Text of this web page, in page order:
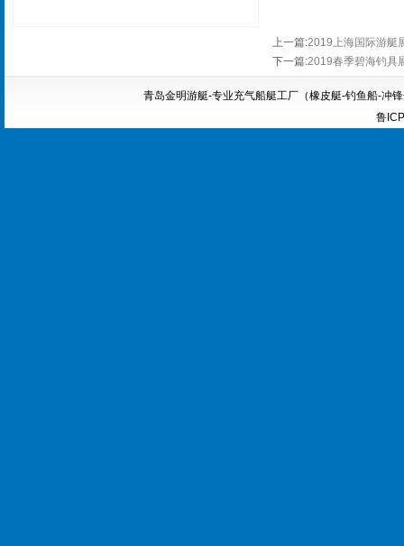
上一篇:2019上海国际游艇
下一篇:2019春季碧海钓具
青岛金明游艇-专业充气船艇工厂（橡皮艇-钓鱼船-冲
鲁